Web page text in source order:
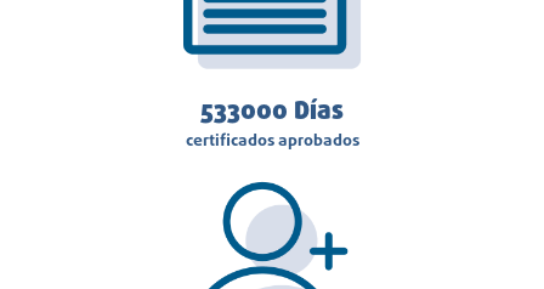
543325Días
certificados aprobados